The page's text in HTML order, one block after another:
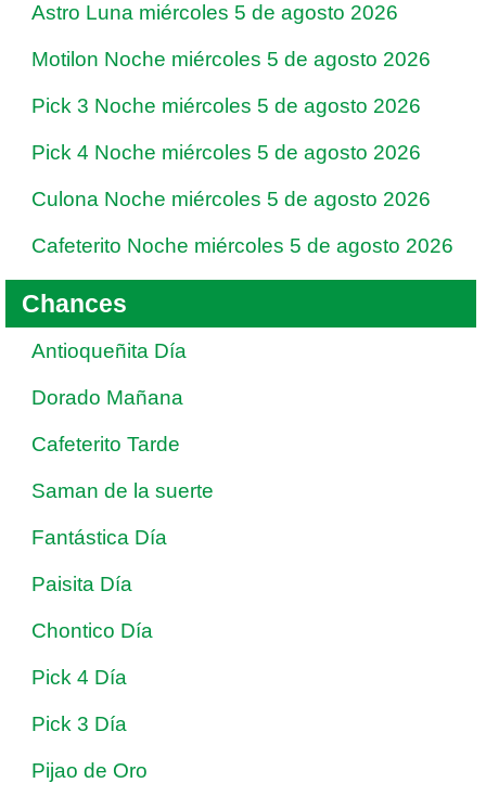
Astro Luna miércoles 5 de agosto 2026
Motilon Noche miércoles 5 de agosto 2026
Pick 3 Noche miércoles 5 de agosto 2026
Pick 4 Noche miércoles 5 de agosto 2026
Culona Noche miércoles 5 de agosto 2026
Cafeterito Noche miércoles 5 de agosto 2026
Chances
Antioqueñita Día
Dorado Mañana
Cafeterito Tarde
Saman de la suerte
Fantástica Día
Paisita Día
Chontico Día
Pick 4 Día
Pick 3 Día
Pijao de Oro